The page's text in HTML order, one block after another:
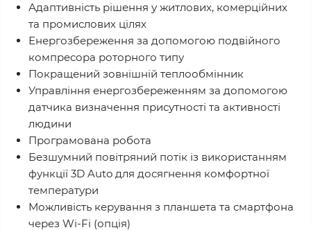
Адаптивність рішення у житлових, комерційних
та промислових цілях
Енергозбереження за допомогою подвійного
компресора роторного типу
Покращений зовнішній теплообмінник
Управління енергозбереженням за допомогою
датчика визначення присутності та активності
людини
Програмована робота
Безшумний повітряний потік із використанням
функції 3D Auto для досягнення комфортної
температури
Можливість керування з планшета та смартфона
через Wi-Fi (опція)